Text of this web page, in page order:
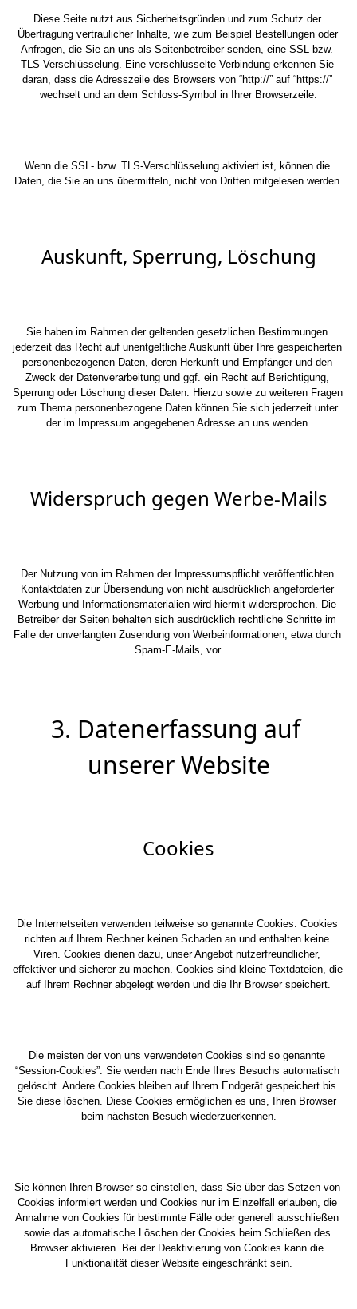
Diese Seite nutzt aus Sicherheitsgründen und zum Schutz der
Übertragung vertraulicher Inhalte, wie zum Beispiel Bestellungen oder
Anfragen, die Sie an uns als Seitenbetreiber senden, eine SSL-bzw.
TLS-Verschlüsselung. Eine verschlüsselte Verbindung erkennen Sie
daran, dass die Adresszeile des Browsers von “http://” auf “https://”
wechselt und an dem Schloss-Symbol in Ihrer Browserzeile.
Wenn die SSL- bzw. TLS-Verschlüsselung aktiviert ist, können die
Daten, die Sie an uns übermitteln, nicht von Dritten mitgelesen werden.
Auskunft, Sperrung, Löschung
Sie haben im Rahmen der geltenden gesetzlichen Bestimmungen
jederzeit das Recht auf unentgeltliche Auskunft über Ihre gespeicherten
personenbezogenen Daten, deren Herkunft und Empfänger und den
Zweck der Datenverarbeitung und ggf. ein Recht auf Berichtigung,
Sperrung oder Löschung dieser Daten. Hierzu sowie zu weiteren Fragen
zum Thema personenbezogene Daten können Sie sich jederzeit unter
der im Impressum angegebenen Adresse an uns wenden.
Widerspruch gegen Werbe-Mails
Der Nutzung von im Rahmen der Impressumspflicht veröffentlichten
Kontaktdaten zur Übersendung von nicht ausdrücklich angeforderter
Werbung und Informationsmaterialien wird hiermit widersprochen. Die
Betreiber der Seiten behalten sich ausdrücklich rechtliche Schritte im
Falle der unverlangten Zusendung von Werbeinformationen, etwa durch
Spam-E-Mails, vor.
3. Datenerfassung auf
unserer Website
Cookies
Die Internetseiten verwenden teilweise so genannte Cookies. Cookies
richten auf Ihrem Rechner keinen Schaden an und enthalten keine
Viren. Cookies dienen dazu, unser Angebot nutzerfreundlicher,
effektiver und sicherer zu machen. Cookies sind kleine Textdateien, die
auf Ihrem Rechner abgelegt werden und die Ihr Browser speichert.
Die meisten der von uns verwendeten Cookies sind so genannte
“Session-Cookies”. Sie werden nach Ende Ihres Besuchs automatisch
gelöscht. Andere Cookies bleiben auf Ihrem Endgerät gespeichert bis
Sie diese löschen. Diese Cookies ermöglichen es uns, Ihren Browser
beim nächsten Besuch wiederzuerkennen.
Sie können Ihren Browser so einstellen, dass Sie über das Setzen von
Cookies informiert werden und Cookies nur im Einzelfall erlauben, die
Annahme von Cookies für bestimmte Fälle oder generell ausschließen
sowie das automatische Löschen der Cookies beim Schließen des
Browser aktivieren. Bei der Deaktivierung von Cookies kann die
Funktionalität dieser Website eingeschränkt sein.